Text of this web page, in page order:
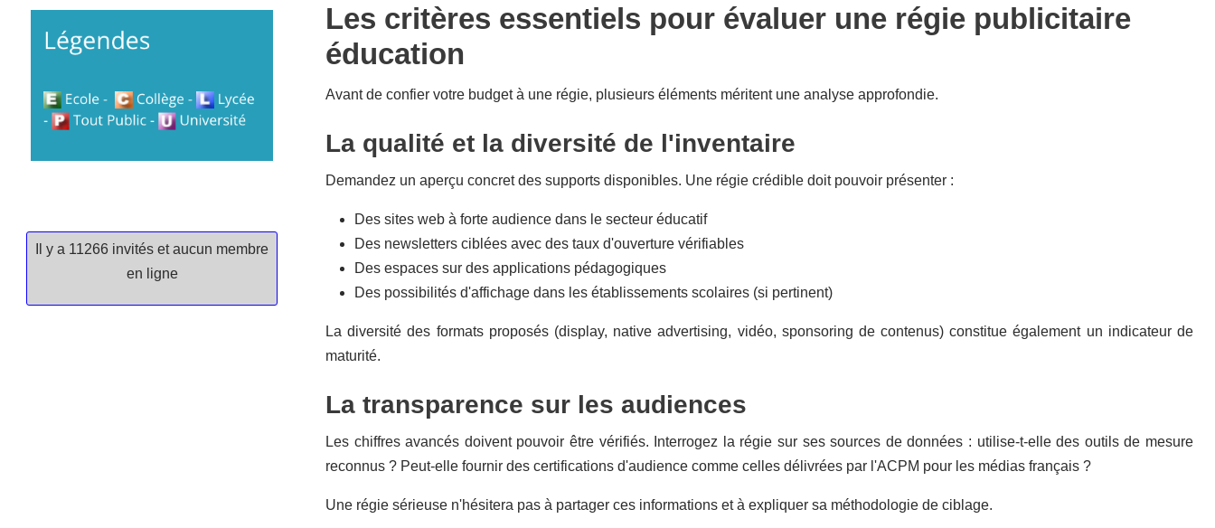
Il y a 11266 invités et aucun membre
en ligne
Les critères essentiels pour évaluer une régie publicitaire
éducation
Avant de confier votre budget à une régie, plusieurs éléments méritent une analyse approfondie.
La qualité et la diversité de l'inventaire
Demandez un aperçu concret des supports disponibles. Une régie crédible doit pouvoir présenter :
Des sites web à forte audience dans le secteur éducatif
Des newsletters ciblées avec des taux d'ouverture vérifiables
Des espaces sur des applications pédagogiques
Des possibilités d'affichage dans les établissements scolaires (si pertinent)
La diversité des formats proposés (display, native advertising, vidéo, sponsoring de contenus) constitue également un indicateur de
maturité.
La transparence sur les audiences
Les chiffres avancés doivent pouvoir être vérifiés. Interrogez la régie sur ses sources de données : utilise-t-elle des outils de mesure
reconnus ? Peut-elle fournir des certifications d'audience comme celles délivrées par l'ACPM pour les médias français ?
Une régie sérieuse n'hésitera pas à partager ces informations et à expliquer sa méthodologie de ciblage.